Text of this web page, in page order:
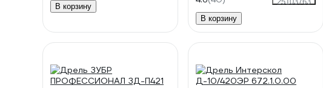
В корзину
В корзину